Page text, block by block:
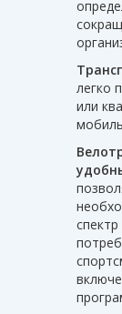
легко
или